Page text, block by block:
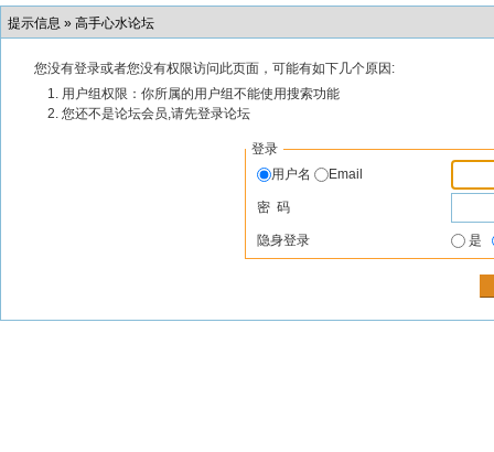
提示信息 » 高手心水论坛
您没有登录或者您没有权限访问此页面，可能有如下几个原因:
用户组权限：你所属的用户组不能使用搜索功能
您还不是论坛会员,请先登录论坛
登录
用户名
Email
密 码
隐身登录 是